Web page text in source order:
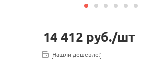
14 412 руб./шт
Нашли дешевле?